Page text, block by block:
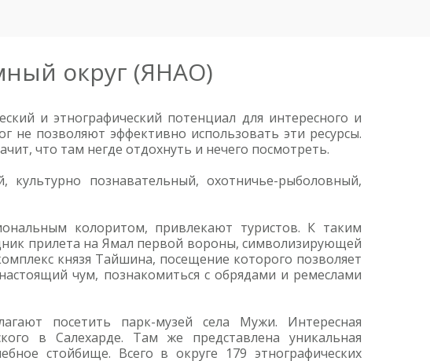
округ (ЯНАО)
и этнографический потенциал для интересного и
не позволяют эффективно использовать эти ресурсы.
что там негде отдохнуть и нечего посмотреть.
познавательный, охотничье-рыболовный,
колоритом, привлекают туристов. К таким
прилета на Ямал первой вороны, символизирующей
князя Тайшина, посещение которого позволяет
чум, познакомиться с обрядами и ремеслами
посетить парк-музей села Мужи. Интересная
в Салехарде. Там же представлена уникальная
стойбище. Всего в округе 179 этнографических